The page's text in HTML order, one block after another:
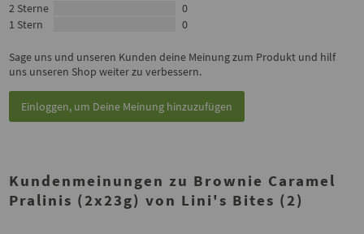
2 Sterne
0
1 Stern
0
Sage uns und unseren Kunden deine Meinung zum Produkt und hilf
uns unseren Shop weiter zu verbessern.
Einloggen, um Deine Meinung hinzuzufügen
Kundenmeinungen zu Brownie Caramel
Pralinis (2x23g) von Lini's Bites (2)